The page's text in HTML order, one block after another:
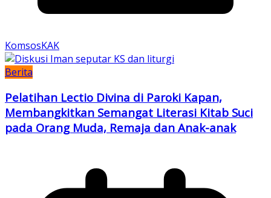
KomsosKAK
Berita
Pelatihan Lectio Divina di Paroki Kapan,
Membangkitkan Semangat Literasi Kitab Suci
pada Orang Muda, Remaja dan Anak-anak